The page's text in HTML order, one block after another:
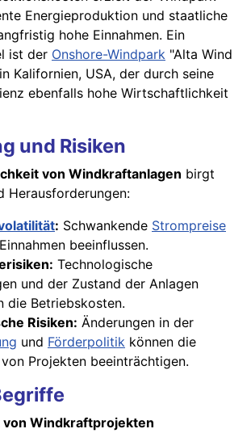
Energieproduktion und staatliche
hohe Einnahmen. Ein
ist der Onshore-Windpark "Alta Wind
Kalifornien, USA, der durch seine
ebenfalls hohe Wirtschaftlichkeit
und Risiken
von Windkraftanlagen birgt
Herausforderungen:
: Schwankende Strompreise
beeinflussen.
Technologische
und der Zustand der Anlagen
die Betriebskosten.
Risiken: Änderungen in der
und Förderpolitik können die
Projekten beeinträchtigen.
von Windkraftprojekten